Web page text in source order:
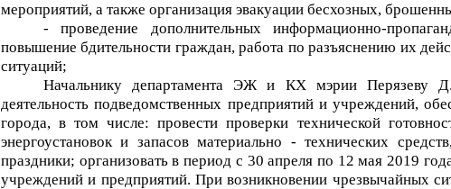
мероприятий, а также организация эвакуации бесхозных,
- проведение дополнительных информационно-
повышение бдительности граждан, работа по разъяснению их
ситуаций;
Начальнику департамента ЭЖ и КХ мэрии Перязеву
деятельность подведомственных предприятий и учреждений,
города, в том числе: провести проверки технической
энергоустановок и запасов материально - технических
праздники; организовать в период с 30 апреля по 12 мая 2019
учреждений и предприятий. При возникновении чрезвычайных